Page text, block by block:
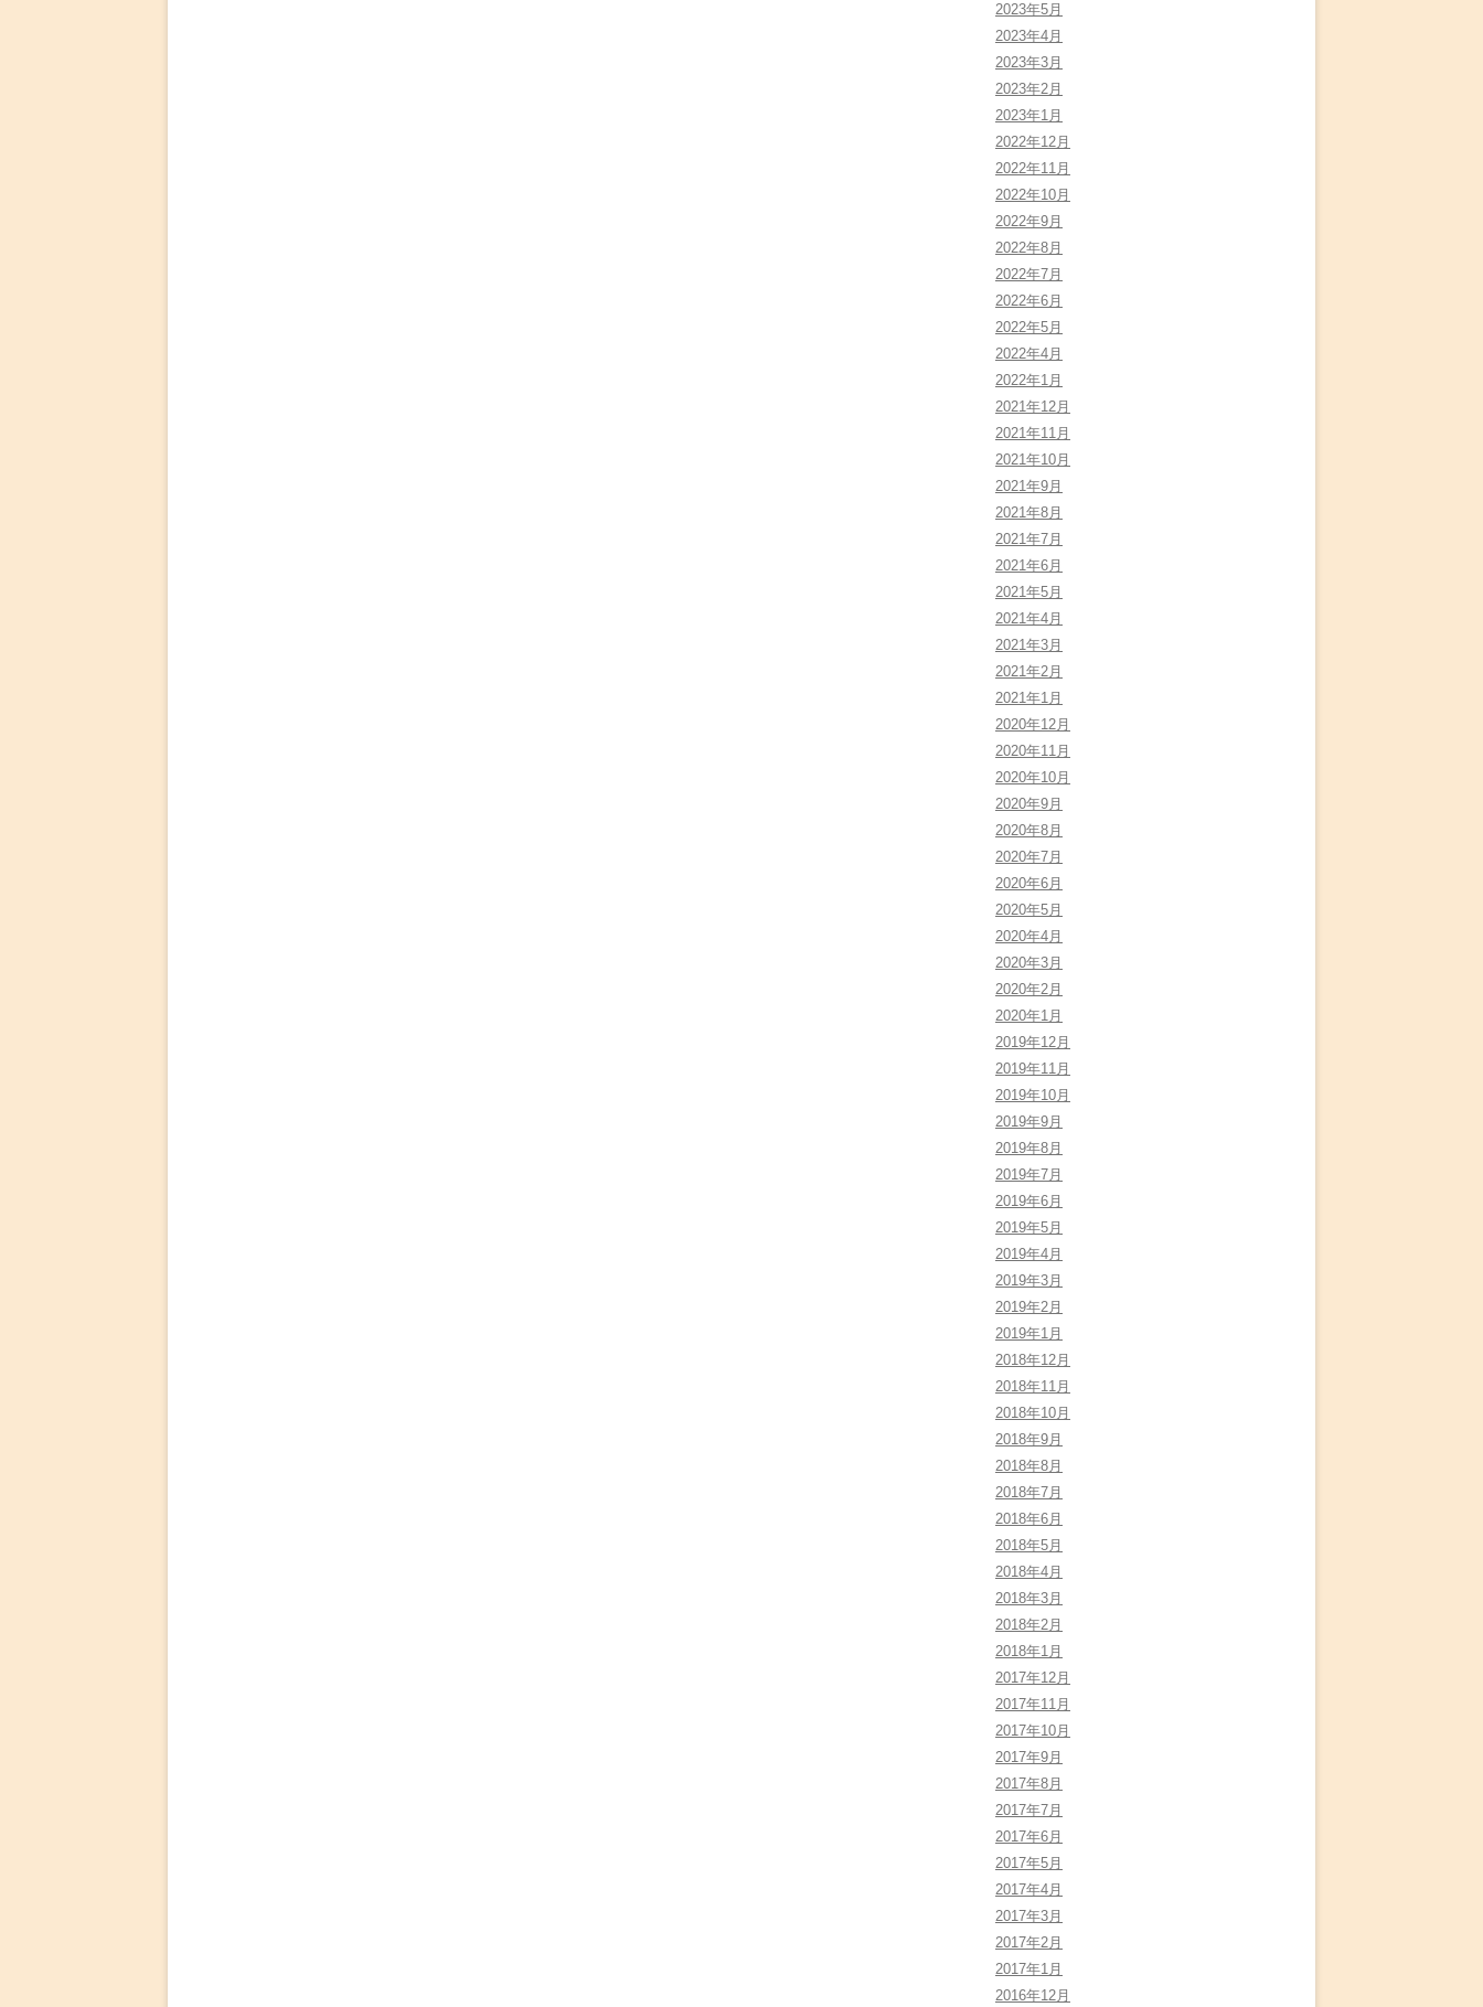
2023年5月
2023年4月
2023年3月
2023年2月
2023年1月
2022年12月
2022年11月
2022年10月
2022年9月
2022年8月
2022年7月
2022年6月
2022年5月
2022年4月
2022年1月
2021年12月
2021年11月
2021年10月
2021年9月
2021年8月
2021年7月
2021年6月
2021年5月
2021年4月
2021年3月
2021年2月
2021年1月
2020年12月
2020年11月
2020年10月
2020年9月
2020年8月
2020年7月
2020年6月
2020年5月
2020年4月
2020年3月
2020年2月
2020年1月
2019年12月
2019年11月
2019年10月
2019年9月
2019年8月
2019年7月
2019年6月
2019年5月
2019年4月
2019年3月
2019年2月
2019年1月
2018年12月
2018年11月
2018年10月
2018年9月
2018年8月
2018年7月
2018年6月
2018年5月
2018年4月
2018年3月
2018年2月
2018年1月
2017年12月
2017年11月
2017年10月
2017年9月
2017年8月
2017年7月
2017年6月
2017年5月
2017年4月
2017年3月
2017年2月
2017年1月
2016年12月